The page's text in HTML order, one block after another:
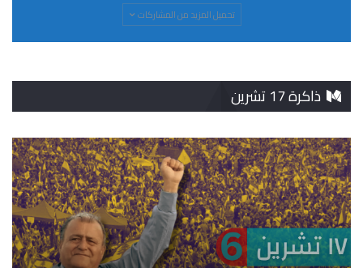
تحميل المزيد من المشاركات
ذاكرة 17 تشرين